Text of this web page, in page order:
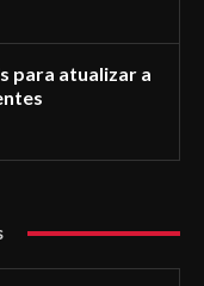
para atualizar a